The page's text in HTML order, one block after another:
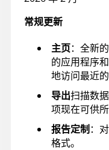
常规更新
主页：全新的
的应用程序
地访问最近的
导出扫描数
项现在可供
报告定制：
格式。